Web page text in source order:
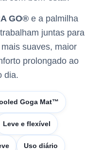
GO® e a palmilha
trabalham juntas para
suaves, maior
prolongado ao
dia.
Goga Mat™
Leve e flexível
Uso diário